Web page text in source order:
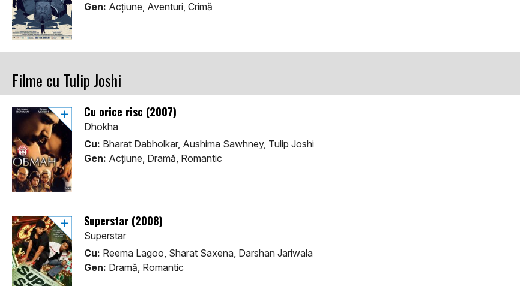
Gen: Acţiune, Aventuri, Crimă
Filme cu Tulip Joshi
Cu orice risc (2007)
Dhokha
Cu: Bharat Dabholkar, Aushima Sawhney, Tulip Joshi
Gen: Acţiune, Dramă, Romantic
Superstar (2008)
Superstar
Cu: Reema Lagoo, Sharat Saxena, Darshan Jariwala
Gen: Dramă, Romantic